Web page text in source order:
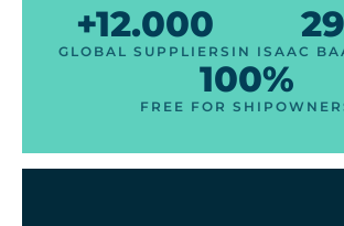
+12.000
GLOBAL SUPPLIERS IN ISAAC
100%
FREE FOR